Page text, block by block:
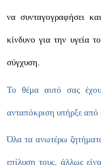
να συνταγογραφήσει
κίνδυνο για την υγεία
σύγχυση.
Το θέμα αυτό σας
ανταπόκριση υπήρξε
Όλα τα ανωτέρω ζητήματα
επίλυση τους, άλλως